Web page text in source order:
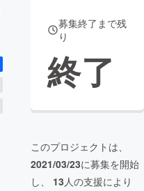
募集終了まで残
り
終了
このプロジェクトは、
2021/03/23に募集を開始
し、 13人の支援により